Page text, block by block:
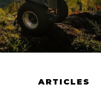
ARTICLES